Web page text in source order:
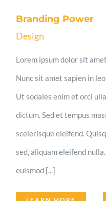
Branding Power
Design
Lorem ipsum dolor sit
Nunc sit amet sapien in
Ut sodales enim et orci
dictum. Sed et tempus
scelerisque eleifend.
sed, aliquam eleifend
euismod [...]